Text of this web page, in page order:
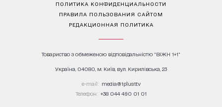
ПОЛИТИКА КОНФИДЕНЦИАЛЬНОСТИ
ПРАВИЛА ПОЛЬЗОВАНИЯ САЙТОМ
РЕДАКЦИОННАЯ ПОЛИТИКА
Товариство з обмеженою відповідальністю "ВІЖН 1+1"
Україна, 04080, м. Київ, вул. Кирилівська, 23
е-mail: media@1plus1.tv
Телефон: +38 044 490 01 01